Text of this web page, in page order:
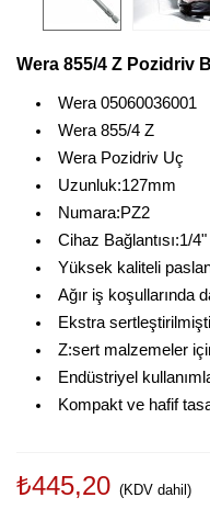
Wera 855/4 Z Pozidriv
Wera 05060036001
Wera 855/4 Z
Wera Pozidriv Uç
Uzunluk:127mm
Numara:PZ2
Cihaz Bağlantısı:1/
Yüksek kaliteli
Ağır iş koşullarında
Ekstra
Z:sert malzemeler
Endüstriyel
Kompakt ve hafif
₺445,20 (KDV dahil)